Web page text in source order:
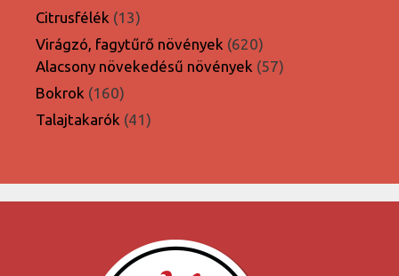
Citrusfélék 1313
termék
Virágzó, fagytűrő növények 620620
termék
Alacsony növekedésű növények 5757
Bokrok 160160
termék
Talajtakarók 4141